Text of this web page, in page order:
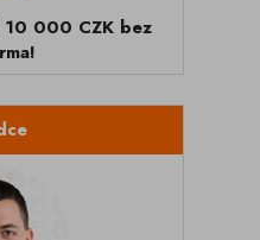
000 CZK bez